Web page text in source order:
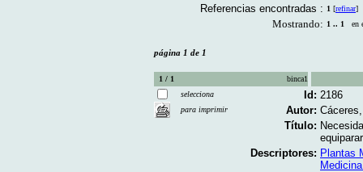
Referencias encontradas : 1 [refinar]
Mostrando: 1 .. 1 en
página 1 de 1
1 / 1
binca1
selecciona
para imprimir
Id: 2186
Autor:
Título:
Descriptores: Plantas